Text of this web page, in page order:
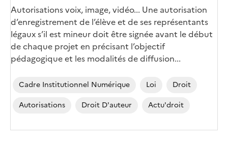
Corps
Autorisations voix, image, vidéo... Une autorisation
d’enregistrement de l’élève et de ses représentants
légaux s’il est mineur doit être signée avant le début
de chaque projet en précisant l’objectif
pédagogique et les modalités de diffusion...
Cadre Institutionnel Numérique Loi
Droit
Autorisations
Droit D'auteur Actu'droit